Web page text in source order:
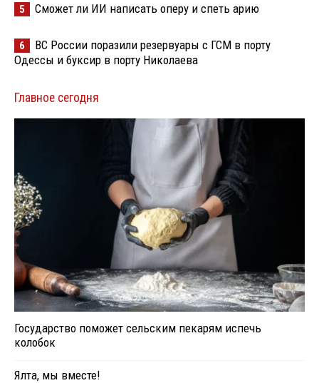
5 Сможет ли ИИ написать оперу и спеть арию
6
ВС России поразили резервуары с ГСМ в порту
Одессы и буксир в порту Николаева
Главное сегодня
Государство поможет сельским пекарям испечь
колобок
Ялта, мы вместе!